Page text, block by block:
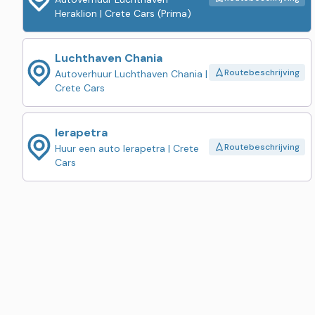
Heraklion | Crete Cars (Prima)
Luchthaven Chania
Autoverhuur Luchthaven Chania |
Crete Cars
Routebeschrijving
Ierapetra
Huur een auto Ierapetra | Crete
Cars
Routebeschrijving